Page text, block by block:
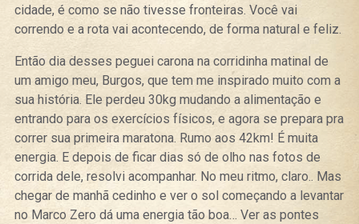
cidade, é como se não tivesse fronteiras. Você vai
correndo e a rota vai acontecendo, de forma natural e feliz.
Então dia desses peguei carona na corridinha matinal de
um amigo meu, Burgos, que tem me inspirado muito com a
sua história. Ele perdeu 30kg mudando a alimentação e
entrando para os exercícios físicos, e agora se prepara pra
correr sua primeira maratona. Rumo aos 42km! É muita
energia. E depois de ficar dias só de olho nas fotos de
corrida dele, resolvi acompanhar. No meu ritmo, claro.. Mas
chegar de manhã cedinho e ver o sol começando a levantar
no Marco Zero dá uma energia tão boa… Ver as pontes